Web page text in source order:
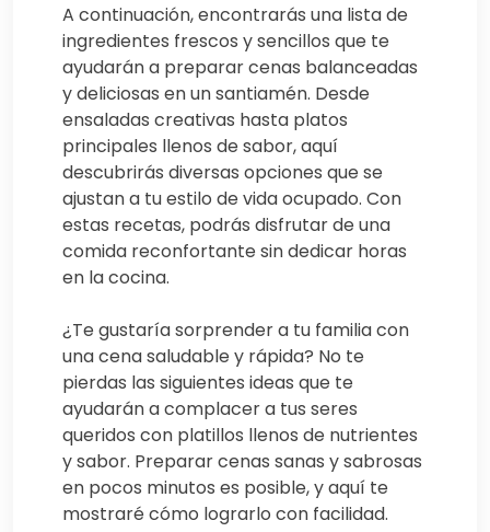
A continuación, encontrarás una lista de
ingredientes frescos y sencillos que te
ayudarán a preparar cenas balanceadas
y deliciosas en un santiamén. Desde
ensaladas creativas hasta platos
principales llenos de sabor, aquí
descubrirás diversas opciones que se
ajustan a tu estilo de vida ocupado. Con
estas recetas, podrás disfrutar de una
comida reconfortante sin dedicar horas
en la cocina.
¿Te gustaría sorprender a tu familia con
una cena saludable y rápida? No te
pierdas las siguientes ideas que te
ayudarán a complacer a tus seres
queridos con platillos llenos de nutrientes
y sabor. Preparar cenas sanas y sabrosas
en pocos minutos es posible, y aquí te
mostraré cómo lograrlo con facilidad.